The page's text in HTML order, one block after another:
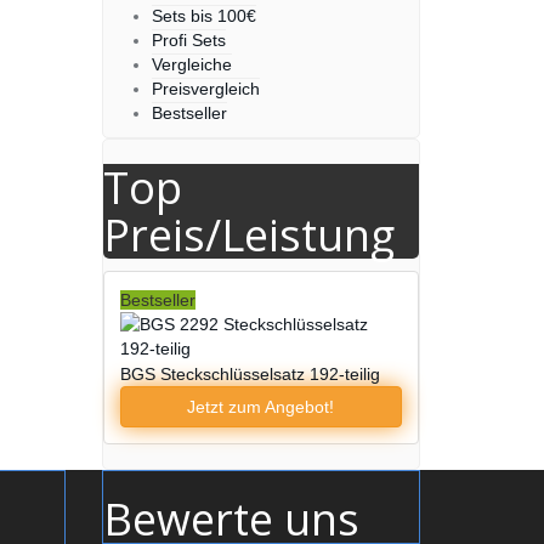
Sets bis 100€
Profi Sets
Vergleiche
Preisvergleich
Bestseller
Top
Preis/Leistung
Bestseller
BGS Steckschlüsselsatz 192-teilig
Jetzt zumAngebot!
Bewerte uns